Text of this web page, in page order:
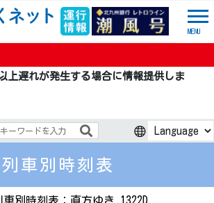
MENU
上遅れが発生する場合に情報提供しま
列車別時刻表
車別時刻表：直方ゆき 1322D